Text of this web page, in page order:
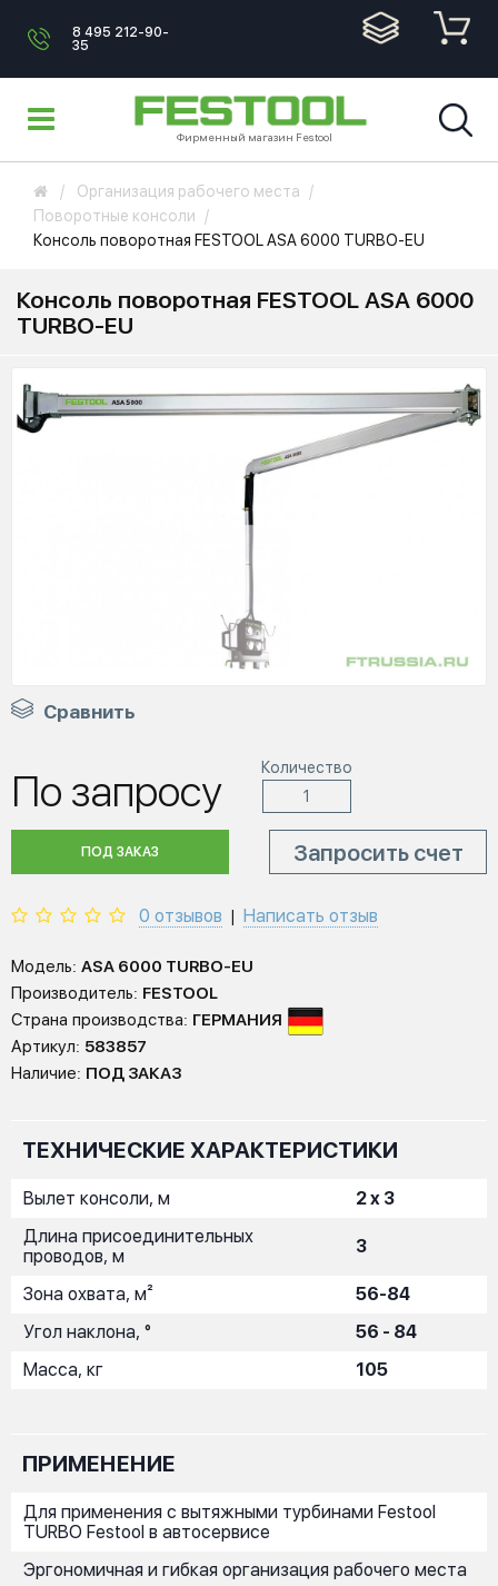
8 495 212-90-
35
Фирменный магазин Festool
Организация рабочего места
Поворотные консоли
Консоль поворотная FESTOOL ASA 6000 TURBO-EU
Консоль поворотная FESTOOL ASA 6000
TURBO-EU
Сравнить
По запросу Количество
ПОД ЗАКАЗ Запросить счет
0 отзывов Написать отзыв
Модель: ASA 6000 TURBO-EU
Производитель: FESTOOL
Страна производства: ГЕРМАНИЯ
Артикул: 583857
Наличие: ПОД ЗАКАЗ
ТЕХНИЧЕСКИЕ ХАРАКТЕРИСТИКИ
Вылет консоли, м
2 x 3
Длина присоединительных
проводов, м
3
Зона охвата, м²
56-84
Угол наклона, °
56 - 84
Масса, кг
105
ПРИМЕНЕНИЕ
Для применения с вытяжными турбинами Festool
TURBO Festool в автосервисе
Эргономичная и гибкая организация рабочего места